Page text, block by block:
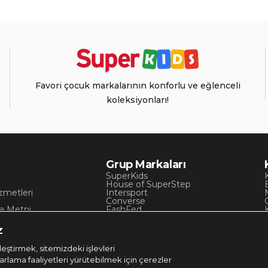
Favori çocuk markalarının konforlu ve eğlenceli
koleksiyonları!
Metni
Grup Markaları
SuperKids
House of SuperStep
Intersport
Converse
FashFed
Occassion
UNITED4
sitemizdeki işlevleri
faaliyetleri yürütebilmek için çerezler